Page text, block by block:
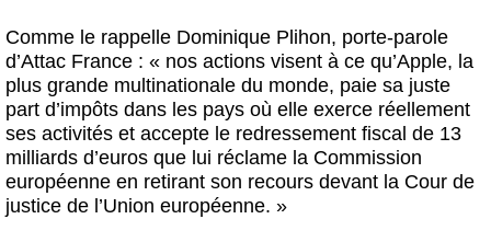
Comme le rappelle Dominique Plihon, porte-parole
d’Attac France : « nos actions visent à ce qu’Apple, la
plus grande multinationale du monde, paie sa juste
part d’impôts dans les pays où elle exerce réellement
ses activités et accepte le redressement fiscal de 13
milliards d’euros que lui réclame la Commission
européenne en retirant son recours devant la Cour de
justice de l’Union européenne. »